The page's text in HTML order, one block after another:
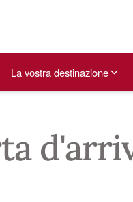
La vostra destinazione